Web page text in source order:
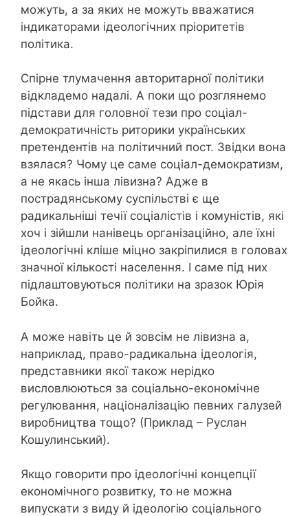
можуть, а за яких не можуть вважатися
індикаторами ідеологічних пріоритетів
політика.
Спірне тлумачення авторитарної політики
відкладемо надалі. А поки що розглянемо
підстави для головної тези про соціал-
демократичність риторики українських
претендентів на політичний пост. Звідки вона
взялася? Чому це саме соціал-демократизм,
а не якась інша лівизна? Адже в
пострадянському суспільстві є ще
радикальніші течії соціалістів і комуністів, які
хоч і зійшли нанівець організаційно, але їхні
ідеологічні кліше міцно закріпилися в головах
значної кількості населення. І саме під них
підлаштовуються політики на зразок Юрія
Бойка.
А може навіть це й зовсім не лівизна а,
наприклад, право-радикальна ідеологія,
представники якої також нерідко
висловлюються за соціально-економічне
регулювання, націоналізацію певних галузей
виробництва тощо? (Приклад – Руслан
Кошулинський).
Якщо говорити про ідеологічні концепції
економічного розвитку, то не можна
випускати з виду й ідеологію соціального